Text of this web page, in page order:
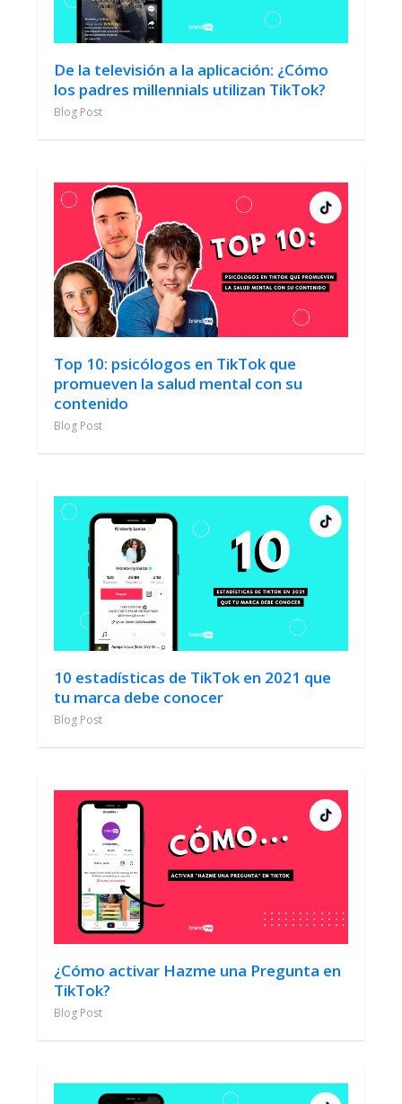
De la televisión a la aplicación: ¿Cómo
los padres millennials utilizan TikTok?
Blog Post
Top 10: psicólogos en TikTok que
promueven la salud mental con su
contenido
Blog Post
10 estadísticas de TikTok en 2021 que
tu marca debe conocer
Blog Post
¿Cómo activar Hazme una Pregunta en
TikTok?
Blog Post